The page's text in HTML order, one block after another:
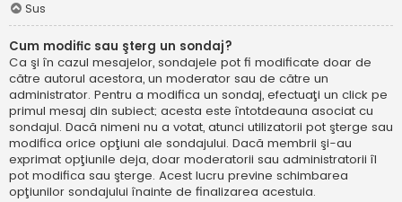
Sus
Cum modific sau şterg un sondaj?
Ca şi în cazul mesajelor, sondajele pot fi modificate doar de
către autorul acestora, un moderator sau de către un
administrator. Pentru a modifica un sondaj, efectuaţi un click pe
primul mesaj din subiect; acesta este întotdeauna asociat cu
sondajul. Dacă nimeni nu a votat, atunci utilizatorii pot şterge sau
modifica orice opţiuni ale sondajului. Dacă membrii şi-au
exprimat opţiunile deja, doar moderatorii sau administratorii îl
pot modifica sau şterge. Acest lucru previne schimbarea
opţiunilor sondajului înainte de finalizarea acestuia.